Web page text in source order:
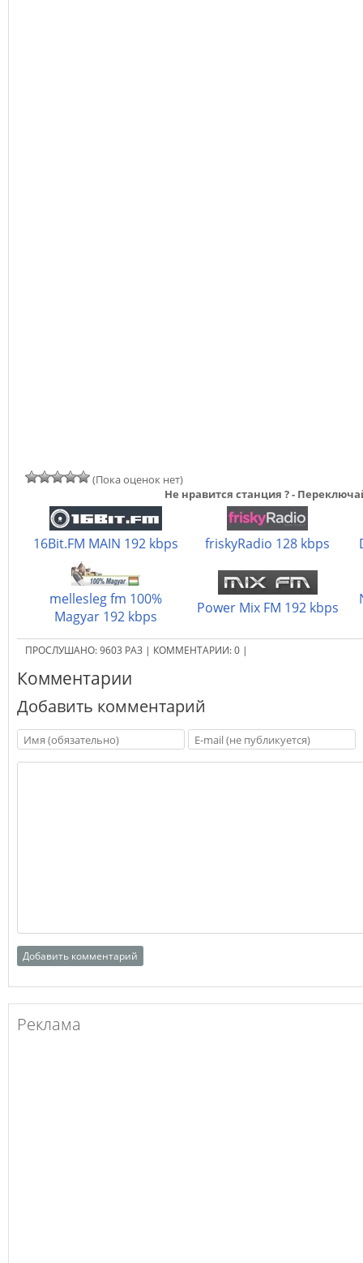
(Пока оценок нет)
Не нравится станция ? -
16Bit.FM MAIN 192 kbps friskyRadio 128 kbps
mellesleg fm 100%
Magyar 192 kbps
Power Mix FM 192 kbps
ПРОСЛУШАНО:9603 РАЗ | КОММЕНТАРИИ:0 |
Комментарии
Добавить комментарий
Реклама